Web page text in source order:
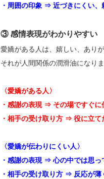
・周囲の印象 ⇒ 近づきにくい、
③ 感情表現がわかりやすい
愛嬌がある人は、嬉しい、あり
それが人間関係の潤滑油になりま
〈愛嬌がある人〉
・感謝の表現 ⇒ その場ですぐに
・相手の受け取り方 ⇒ 役に立て
〈愛嬌が伝わりにくい人〉
・感謝の表現 ⇒ 心の中では思
・相手の受け取り方 ⇒ 反応が薄